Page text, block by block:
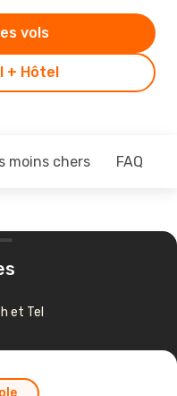
+ Hôtel
vols
moins chers FAQ
et Tel